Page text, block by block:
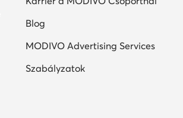
Blog
MODIVO Advertising Services
Szabályzatok